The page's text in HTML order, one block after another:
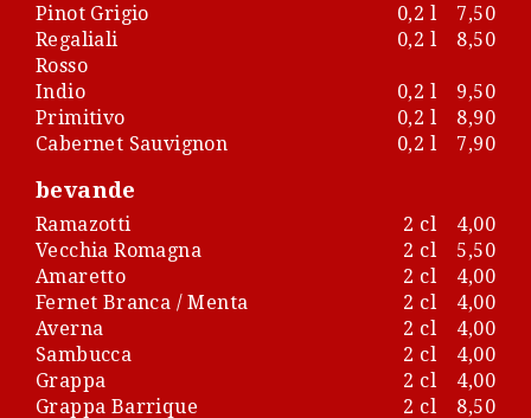
Pinot Grigio
0,2 l
7,50
Regaliali
0,2 l
8,50
Rosso
Indio
0,2 l
9,50
Primitivo
0,2 l
8,90
Cabernet Sauvignon
0,2 l 7,90
bevande
Ramazotti 2 cl
4,00
Vecchia Romagna
2 cl
5,50
Amaretto
2 cl
4,00
Fernet Branca / Menta
2 cl
4,00
Averna
2 cl
4,00
Sambucca
2 cl
4,00
Grappa
2 cl
4,00
Grappa Barrique
2 cl
8,50